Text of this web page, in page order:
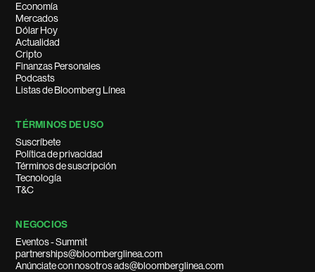
Economía
Mercados
Dólar Hoy
Actualidad
Cripto
Finanzas Personales
Podcasts
Listas de Bloomberg Línea
TÉRMINOS DE USO
Suscríbete
Política de privacidad
Términos de suscripción
Tecnología
T&C
NEGOCIOS
Eventos - Summit
partnerships@bloomberglinea.com
Anúnciate con nosotros ads@bloomberglinea.com